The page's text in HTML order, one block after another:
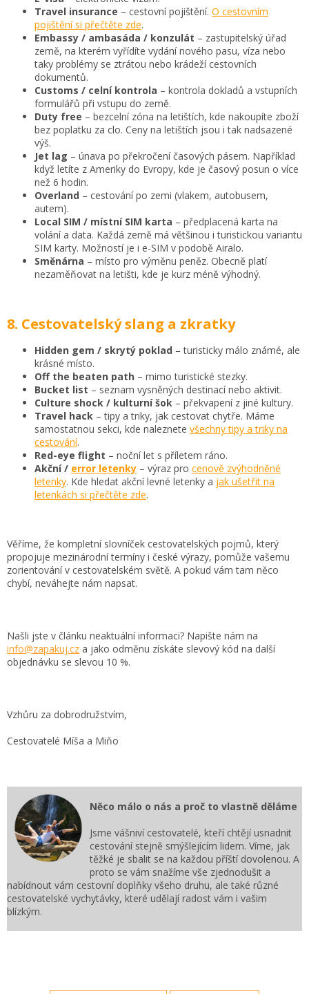
Travel insurance – cestovní pojištění. O cestovním
pojištění si přečtěte zde.
Embassy / ambasáda / konzulát – zastupitelský úřad
země, na kterém vyřídíte vydání nového pasu, víza nebo
taky problémy se ztrátou nebo krádeží cestovních
dokumentů.
Customs / celní kontrola – kontrola dokladů a vstupních
formulářů při vstupu do země.
Duty free – bezcelní zóna na letištích, kde nakoupíte zboží
bez poplatku za clo. Ceny na letištích jsou i tak nadsazené
výš.
Jet lag – únava po překročení časových pásem. Například
když letíte z Ameriky do Evropy, kde je časový posun o více
než 6 hodin.
Overland – cestování po zemi (vlakem, autobusem,
autem).
Local SIM / místní SIM karta – předplacená karta na
volání a data. Každá země má většinou i turistickou variantu
SIM karty. Možností je i e-SIM v podobě Airalo.
Směnárna – místo pro výměnu peněz. Obecně platí
nezaměňovat na letišti, kde je kurz méně výhodný.
8. Cestovatelský slang a zkratky
Hidden gem / skrytý poklad – turisticky málo známé, ale
krásné místo.
Off the beaten path – mimo turistické stezky.
Bucket list – seznam vysněných destinací nebo aktivit.
Culture shock / kulturní šok – překvapení z jiné kultury.
Travel hack – tipy a triky, jak cestovat chytře. Máme
samostatnou sekci, kde naleznete všechny tipy a triky na
cestování.
Red-eye flight – noční let s příletem ráno.
Akční / error letenky – výraz pro cenově zvýhodněné
letenky. Kde hledat akční levné letenky a jak ušetřit na
letenkách si přečtěte zde.
Věříme, že kompletní slovníček cestovatelských pojmů, který
propojuje mezinárodní termíny i české výrazy, pomůže vašemu
zorientování v cestovatelském světě. A pokud vám tam něco
chybí, neváhejte nám napsat.
Našli jste v článku neaktuální informaci? Napište nám na
info@zapakuj.cz a jako odměnu získáte slevový kód na další
objednávku se slevou 10 %.
Vzhůru za dobrodružstvím,
Cestovatelé Míša a Miňo
Něco málo o nás a proč to vlastně děláme
Jsme vášniví cestovatelé, kteří chtějí usnadnit
cestování stejně smýšlejícím lidem. Víme, jak
těžké je sbalit se na každou příští dovolenou. A
proto se vám snažíme vše zjednodušit a
nabídnout vám cestovní doplňky všeho druhu, ale také různé
cestovatelské vychytávky, které udělají radost vám i vašim
blízkým.